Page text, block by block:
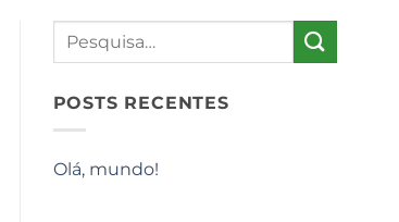
POSTS RECENTES
Olá, mundo!